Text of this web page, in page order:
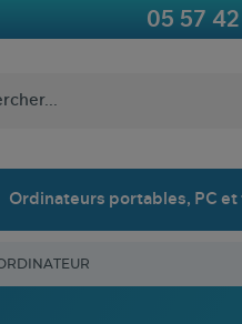
05 57 42
Ordinateurs portables, PC